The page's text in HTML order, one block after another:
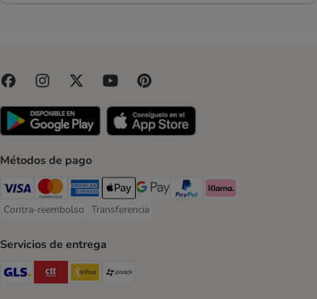
Métodos de pago
Visa Payment Method
Mastercard Payment Method
American Express Payment Method
Apple Pay Payment Method
Google Pay Payment Method
PayPal Payment Method
Klarna Payment Method
Contra-reembolso
Contra-reembolso Payment Method
Transferencia
Transferencia Payment Method
Servicios de entrega
GLS Shipping Method
CTTExpress Shipping Method
InPost Shipping Method